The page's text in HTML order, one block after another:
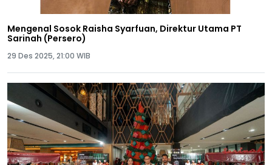
Mengenal Sosok Raisha Syarfuan, Direktur Utama PT
Sarinah (Persero)
29 Des 2025, 21:00 WIB